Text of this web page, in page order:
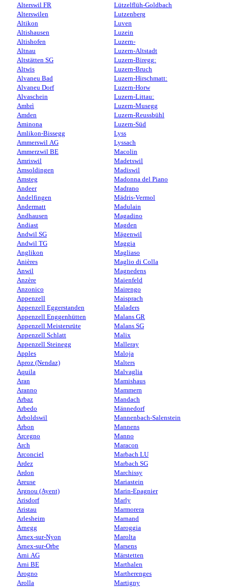
Alterswil FR
Alterswilen
Altikon
Altishausen
Altishofen
Altnau
Altstätten SG
Altwis
Alvaneu Bad
Alvaneu Dorf
Alvaschein
Ambrì
Amden
Aminona
Amlikon-Bissegg
Ammerswil AG
Ammerzwil BE
Amriswil
Amsoldingen
Amsteg
Andeer
Andelfingen
Andermatt
Andhausen
Andiast
Andwil SG
Andwil TG
Anglikon
Anières
Anwil
Anzère
Anzonico
Appenzell
Appenzell Eggerstanden
Appenzell Enggenhütten
Appenzell Meistersrüte
Appenzell Schlatt
Appenzell Steinegg
Apples
Aproz (Nendaz)
Aquila
Aran
Aranno
Arbaz
Arbedo
Arboldswil
Arbon
Arcegno
Arch
Arconciel
Ardez
Ardon
Areuse
Argnou (Ayent)
Arisdorf
Aristau
Arlesheim
Arnegg
Arnex-sur-Nyon
Arnex-sur-Orbe
Arni AG
Arni BE
Arogno
Arolla
Lützelflüh-Goldbach
Lutzenberg
Luven
Luzein
Luzern-
Luzern-Altstadt
Luzern-Biregg:
Luzern-Bruch
Luzern-Hirschmatt:
Luzern-Horw
Luzern-Littau:
Luzern-Musegg
Luzern-Reussbühl
Luzern-Süd
Lyss
Lyssach
Macolin
Madetswil
Madiswil
Madonna del Piano
Madrano
Mädris-Vermol
Madulain
Magadino
Magden
Mägenwil
Maggia
Magliaso
Maglio di Colla
Magnedens
Maienfeld
Mairengo
Maisprach
Maladers
Malans GR
Malans SG
Malix
Malleray
Maloja
Malters
Malvaglia
Mamishaus
Mammern
Mandach
Männedorf
Mannenbach-Salenstein
Mannens
Manno
Maracon
Marbach LU
Marbach SG
Marchissy
Mariastein
Marin-Epagnier
Marly
Marmorera
Marnand
Maroggia
Marolta
Marsens
Märstetten
Marthalen
Martherenges
Martigny